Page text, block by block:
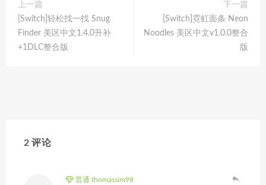
上一篇
[Switch]轻松找一找 Snug
Finder 美区中文1.4.0升补
+1DLC整合版
下一篇
[Switch]霓虹面条 Neon
Noodles 美区中文v1.0.0整合
版
2 评论
普通 thomassim98